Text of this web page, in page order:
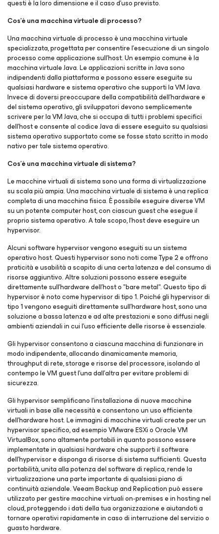
questi è la loro dimensione e il caso d'uso previsto.
Cos'è una macchina virtuale di processo?
Una macchina virtuale di processo è una macchina virtuale
specializzata, progettata per consentire l'esecuzione di un singolo
processo come applicazione sull'host. Un esempio comune è la
macchina virtuale Java. Le applicazioni scritte in Java sono
indipendenti dalla piattaforma e possono essere eseguite su
qualsiasi hardware e sistema operativo che supporti la VM Java.
Invece di doversi preoccupare della compatibilità dell'hardware e
del sistema operativo, gli sviluppatori devono semplicemente
scrivere per la VM Java, che si occupa di tutti i problemi specifici
dell'host e consente al codice Java di essere eseguito su qualsiasi
sistema operativo supportato come se fosse stato scritto in modo
nativo per tale sistema operativo.
Cos'è una macchina virtuale di sistema?
Le macchine virtuali di sistema sono una forma di virtualizzazione
su scala più ampia. Una macchina virtuale di sistema è una replica
completa di una macchina fisica. È possibile eseguire diverse VM
su un potente computer host, con ciascun guest che esegue il
proprio sistema operativo. A tale scopo, l'host deve eseguire un
hypervisor.
Alcuni software hypervisor vengono eseguiti su un sistema
operativo host. Questi hypervisor sono noti come Type 2 e offrono
praticità e usabilità a scapito di una certa latenza e del consumo di
risorse aggiuntivo. Altre soluzioni possono essere eseguite
direttamente sull'hardware dell'host o "bare metal". Questo tipo di
hypervisor è noto come hypervisor di tipo 1. Poiché gli hypervisor di
tipo 1 vengono eseguiti direttamente sull'hardware host, sono una
soluzione a bassa latenza e ad alte prestazioni e sono diffusi negli
ambienti aziendali in cui l'uso efficiente delle risorse è essenziale.
Gli hypervisor consentono a ciascuna macchina di funzionare in
modo indipendente, allocando dinamicamente memoria,
throughput di rete, storage e risorse del processore, isolando al
contempo le VM guest l'una dall'altra per evitare problemi di
sicurezza.
Gli hypervisor semplificano l'installazione di nuove macchine
virtuali in base alle necessità e consentono un uso efficiente
dell'hardware host. Le immagini di macchine virtuali create per un
hypervisor specifico, ad esempio VMware ESXi o Oracle VM
VirtualBox, sono altamente portabili in quanto possono essere
implementate in qualsiasi hardware che supporti il software
dell'hypervisor e disponga di risorse di sistema sufficienti. Questa
portabilità, unita alla potenza del software di replica, rende la
virtualizzazione una parte importante di qualsiasi piano di
continuità aziendale. Veeam Backup and Replication può essere
utilizzato per gestire macchine virtuali on-premises e in hosting nel
cloud, proteggendo i dati della tua organizzazione e aiutandoti a
tornare operativi rapidamente in caso di interruzione del servizio o
guasto hardware.